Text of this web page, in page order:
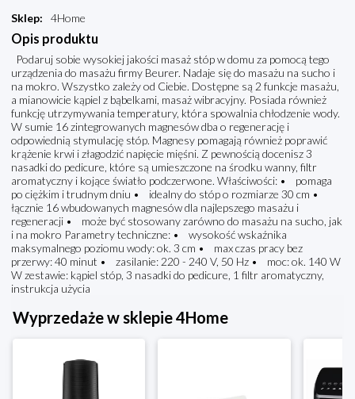
Sklep: 4Home
Opis produktu
Podaruj sobie wysokiej jakości masaż stóp w domu za pomocą tego
urządzenia do masażu firmy Beurer. Nadaje się do masażu na sucho i
na mokro. Wszystko zależy od Ciebie. Dostępne są 2 funkcje masażu,
a mianowicie kąpiel z bąbelkami, masaż wibracyjny. Posiada również
funkcję utrzymywania temperatury, która spowalnia chłodzenie wody.
W sumie 16 zintegrowanych magnesów dba o regenerację i
odpowiednią stymulację stóp. Magnesy pomagają również poprawić
krążenie krwi i złagodzić napięcie mięśni. Z pewnością docenisz 3
nasadki do pedicure, które są umieszczone na środku wanny, filtr
aromatyczny i kojące światło podczerwone. Właściwości: • pomaga
po ciężkim i trudnym dniu • idealny do stóp o rozmiarze 30 cm •
łącznie 16 wbudowanych magnesów dla najlepszego masażu i
regeneracji • może być stosowany zarówno do masażu na sucho, jak
i na mokro Parametry techniczne: • wysokość wskaźnika
maksymalnego poziomu wody: ok. 3 cm • max czas pracy bez
przerwy: 40 minut • zasilanie: 220 - 240 V, 50 Hz • moc: ok. 140 W
W zestawie: kąpiel stóp, 3 nasadki do pedicure, 1 filtr aromatyczny,
instrukcja użycia
Wyprzedaże w sklepie 4Home